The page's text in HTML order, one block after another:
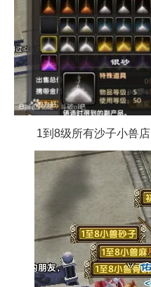
1到8级所有沙子小兽店